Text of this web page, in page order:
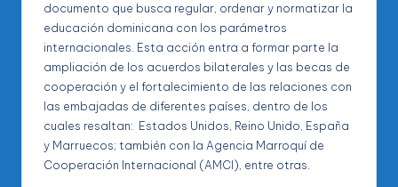
documento que busca regular, ordenar y normatizar la
educación dominicana con los parámetros
internacionales. Esta acción entra a formar parte la
ampliación de los acuerdos bilaterales y las becas de
cooperación y el fortalecimiento de las relaciones con
las embajadas de diferentes países, dentro de los
cuales resaltan: Estados Unidos, Reino Unido, España
y Marruecos; también con la Agencia Marroquí de
Cooperación Internacional (AMCI), entre otras.